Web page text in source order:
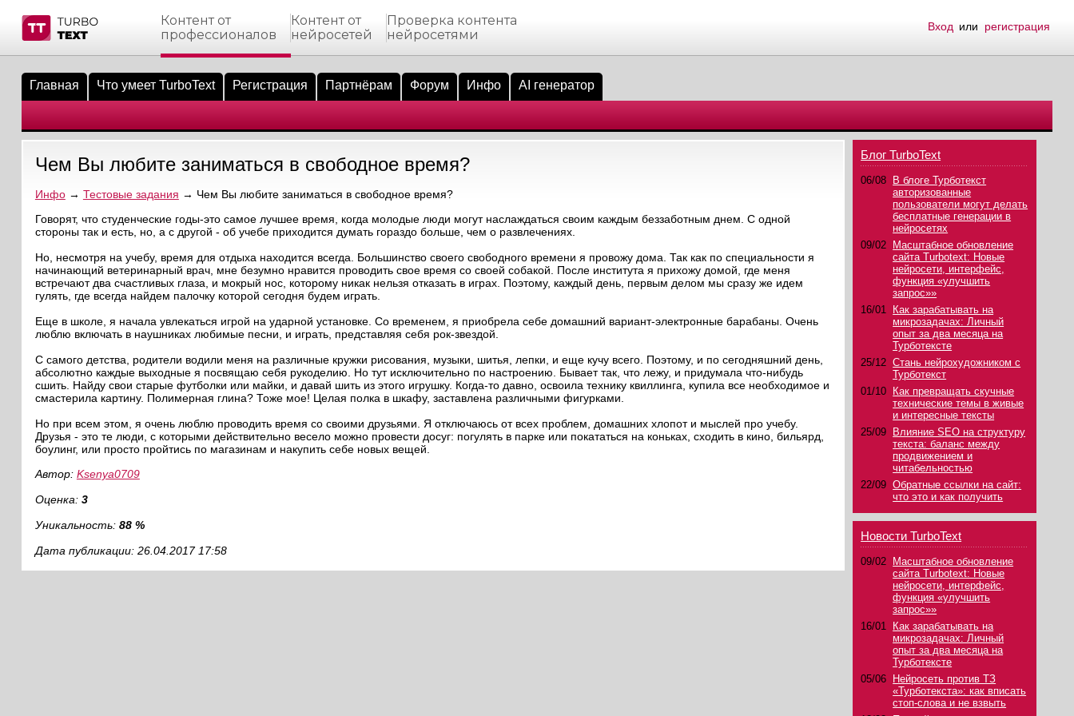
материалы
биржи
пользователи
на сайте
пользователей
сообщения
по форуму
Контент от
профессионалов
Контент от
нейросетей
Проверка контента
нейросетями
Вход или регистрация
Главная Что умеет TurboText Регистрация Партнёрам Форум Инфо AI генератор
Чем Вы любите заниматься в свободное время?
Инфо→ Тестовые задания → Чем Вы любите заниматься в свободное время?
Говорят, что студенческие годы-это самое лучшее время, когда молодые люди могут наслаждаться своим каждым беззаботным днем. С одной
стороны так и есть, но, а с другой - об учебе приходится думать гораздо больше, чем о развлечениях.
Но, несмотря на учебу, время для отдыха находится всегда. Большинство своего свободного времени я провожу дома. Так как по специальности я
начинающий ветеринарный врач, мне безумно нравится проводить свое время со своей собакой. После института я прихожу домой, где меня
встречают два счастливых глаза, и мокрый нос, которому никак нельзя отказать в играх. Поэтому, каждый день, первым делом мы сразу же идем
гулять, где всегда найдем палочку которой сегодня будем играть.
Еще в школе, я начала увлекаться игрой на ударной установке. Со временем, я приобрела себе домашний вариант-электронные барабаны. Очень
люблю включать в наушниках любимые песни, и играть, представляя себя рок-звездой.
С самого детства, родители водили меня на различные кружки рисования, музыки, шитья, лепки, и еще кучу всего. Поэтому, и по сегодняшний день,
абсолютно каждые выходные я посвящаю себя рукоделию. Но тут исключительно по настроению. Бывает так, что лежу, и придумала что-нибудь
сшить. Найду свои старые футболки или майки, и давай шить из этого игрушку. Когда-то давно, освоила технику квиллинга, купила все необходимое и
смастерила картину. Полимерная глина? Тоже мое! Целая полка в шкафу, заставлена различными фигурками.
Но при всем этом, я очень люблю проводить время со своими друзьями. Я отключаюсь от всех проблем, домашних хлопот и мыслей про учебу.
Друзья - это те люди, с которыми действительно весело можно провести досуг: погулять в парке или покататься на коньках, сходить в кино, бильярд,
боулинг, или просто пройтись по магазинам и накупить себе новых вещей.
Автор: Ksenya0709
Оценка: 3
Уникальность: 88 %
Дата публикации: 26.04.2017 17:58
Блог TurboText
06/08
В блоге Турботекст
авторизованные
пользователи могут делать
бесплатные генерации в
нейросетях
09/02
Масштабное обновление
сайта Turbotext: Новые
нейросети, интерфейс,
функция «улучшить
запрос»»
16/01
Как зарабатывать на
микрозадачах: Личный
опыт за два месяца на
Турботексте
25/12 Стань нейрохудожником с
Турботекст
01/10
Как превращать скучные
технические темы в живые
и интересные тексты
25/09
Влияние SEO на структуру
текста: баланс между
продвижением и
читабельностью
22/09 Обратные ссылки на сайт:
что это и как получить
Новости TurboText
09/02
Масштабное обновление
сайта Turbotext: Новые
нейросети, интерфейс,
функция «улучшить
запрос»»
16/01
Как зарабатывать на
микрозадачах: Личный
опыт за два месяца на
Турботексте
05/06
Нейросеть против ТЗ
«Турботекста»: как вписать
стоп-слова и не взвыть